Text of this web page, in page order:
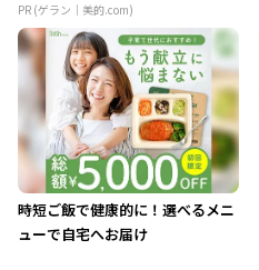
PR (ゲラン｜美的.com)
時短ご飯で健康的に！選べるメニ
ューで自宅へお届け